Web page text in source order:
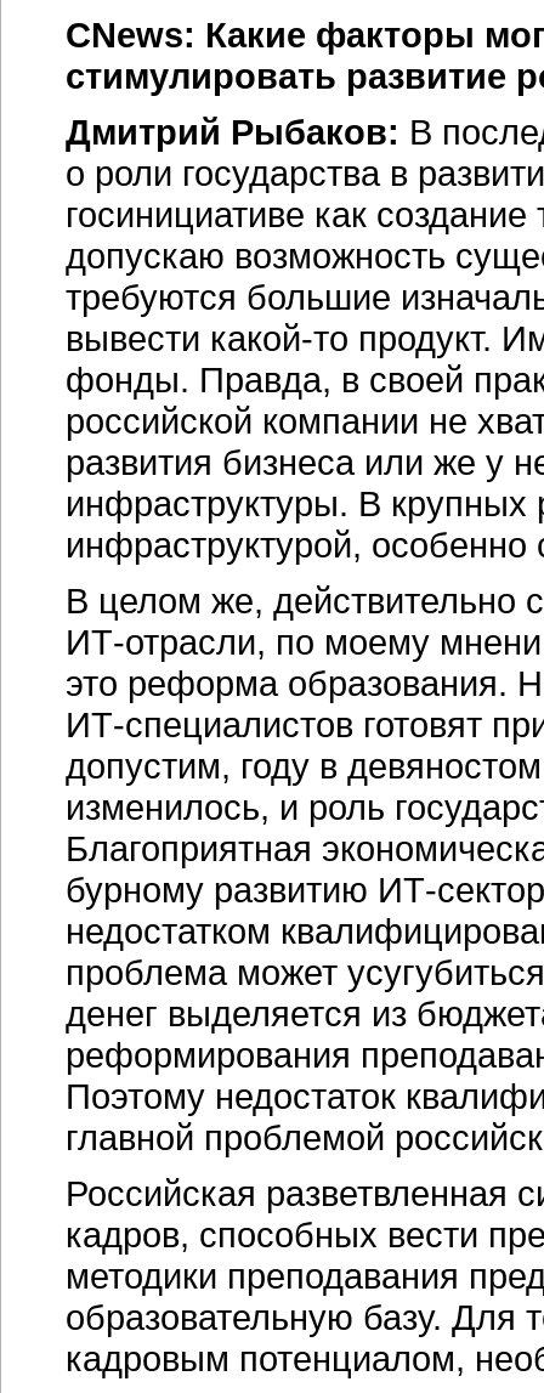
CNews: Какие факторы
стимулировать развитие
Дмитрий Рыбаков: В
о роли государства в
госинициативе как
допускаю возможность
требуются большие
вывести какой-то продукт.
фонды. Правда, в своей
российской компании не
развития бизнеса или же у
инфраструктуры. В крупных
инфраструктурой,
В целом же, действительно
ИТ-отрасли, по моему
это реформа образования.
ИТ-специалистов готовят
допустим, году в
изменилось, и роль
Благоприятная
бурному развитию ИТ-
недостатком
проблема может
денег выделяется из
реформирования
Поэтому недостаток
главной проблемой
Российская разветвленная
кадров, способных вести
методики преподавания
образовательную базу. Для
кадровым потенциалом,